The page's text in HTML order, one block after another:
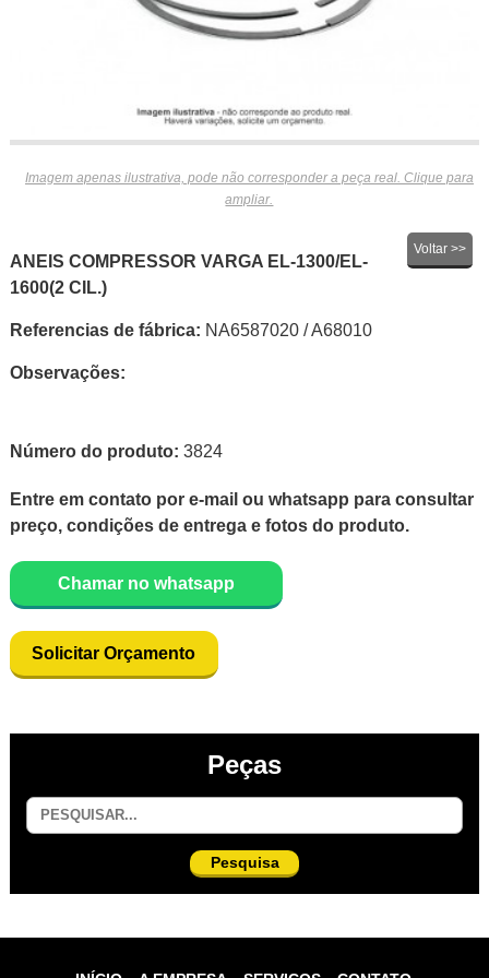
Imagem apenas ilustrativa, pode não corresponder a peça real. Clique para
ampliar.
Voltar >>
ANEIS COMPRESSOR VARGA EL-1300/EL-
1600(2 CIL.)
Referencias de fábrica: NA6587020 / A68010
Observações:
Número do produto: 3824
Entre em contato por e-mail ou whatsapp para consultar
preço, condições de entrega e fotos do produto.
Chamar no whatsapp
Solicitar Orçamento
Peças
Pesquisa